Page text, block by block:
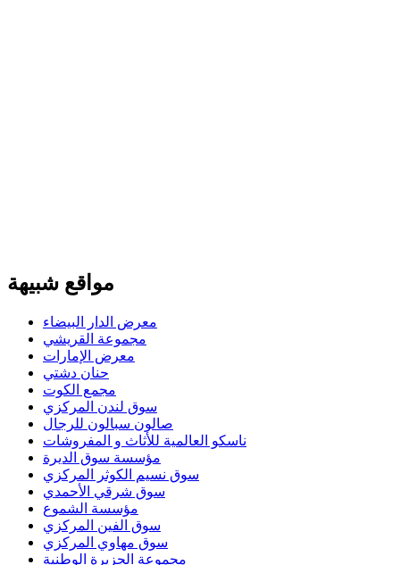
مواقع شبيهة
معرض الدار البيضاء
مجموعة القريشي
معرض الإمارات
حنان دشتي
مجمع الكوت
سوق لندن المركزي
صالون سبالون للرجال
ناسكو العالمية للأثاث و المفروشات
مؤسسة سوق الديرة
سوق نسيم الكوثر المركزي
سوق شرقي الأحمدي
مؤسسة الشموع
سوق الفين المركزي
سوق مهاوي المركزي
مجموعة الجزيرة الوطنية